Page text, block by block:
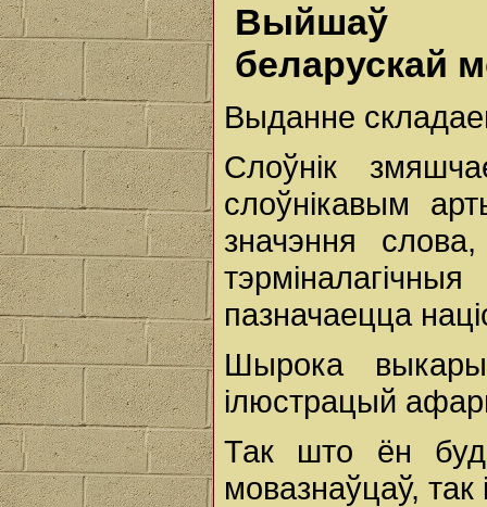
Выйшаў
беларускай
Выданне
Слоўнік
слоўнікавым
значэння
пазначаецца
Шырока
ілюстрацый
Так што ён
мовазнаўцаў,